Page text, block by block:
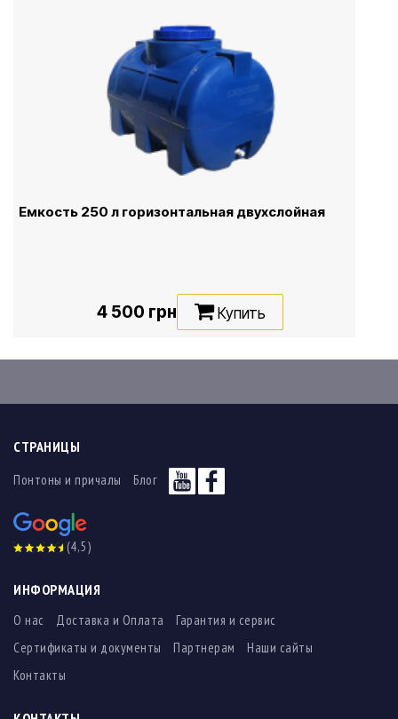
Емкость 250 л горизонтальная двухслойная
4 500 грн Купить
СТРАНИЦЫ
Понтоны и причалы Блог
(4,5)
ИНФОРМАЦИЯ
О нас Доставка и Оплата
Гарантия и сервис
Сертификаты и документы
Партнерам
Наши сайты
Контакты